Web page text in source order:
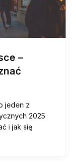
–
jeden z
2025
i jak się